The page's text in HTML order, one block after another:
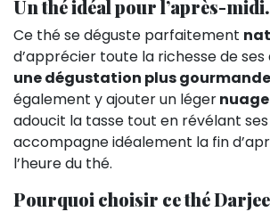
Un thé idéal pour l’après-midi.
Ce thé se déguste parfaitement
d’apprécier toute la richesse de ses
une dégustation plus gourmande
également y ajouter un léger
adoucit la tasse tout en révélant
accompagne idéalement la fin
l’heure du thé.
Pourquoi choisir ce thé